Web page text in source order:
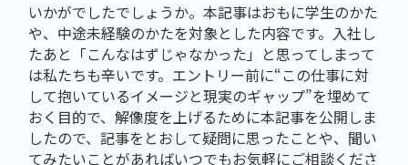
いかがでしたでしょうか。本記事はおもに学生のかた
や、中途未経験のかたを対象とした内容です。入社し
たあと「こんなはずじゃなかった」と思ってしまって
は私たちも辛いです。エントリー前に“この仕事に対
して抱いているイメージと現実のギャップ”を埋めて
おく目的で、解像度を上げるために本記事を公開しま
したので、記事をとおして疑問に思ったことや、聞い
てみたいことがあればいつでもお気軽にご相談くださ